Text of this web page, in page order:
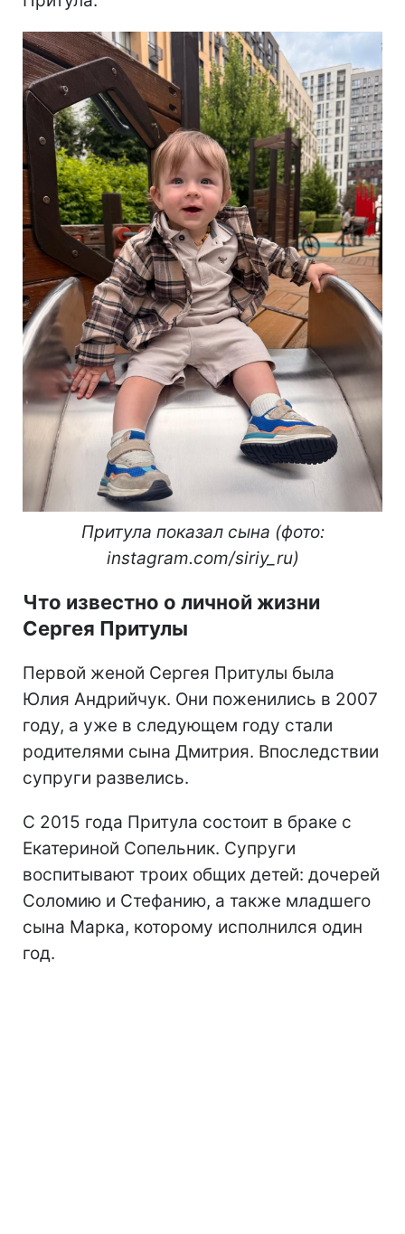
Притула показал сына (фото:
instagram.com/siriy_ru)
Что известно о личной жизни
Сергея Притулы
Первой женой Сергея Притулы была
Юлия Андрийчук. Они поженились в 2007
году, а уже в следующем году стали
родителями сына Дмитрия. Впоследствии
супруги развелись.
С 2015 года Притула состоит в браке с
Екатериной Сопельник. Супруги
воспитывают троих общих детей: дочерей
Соломию и Стефанию, а также младшего
сына Марка, которому исполнился один
год.